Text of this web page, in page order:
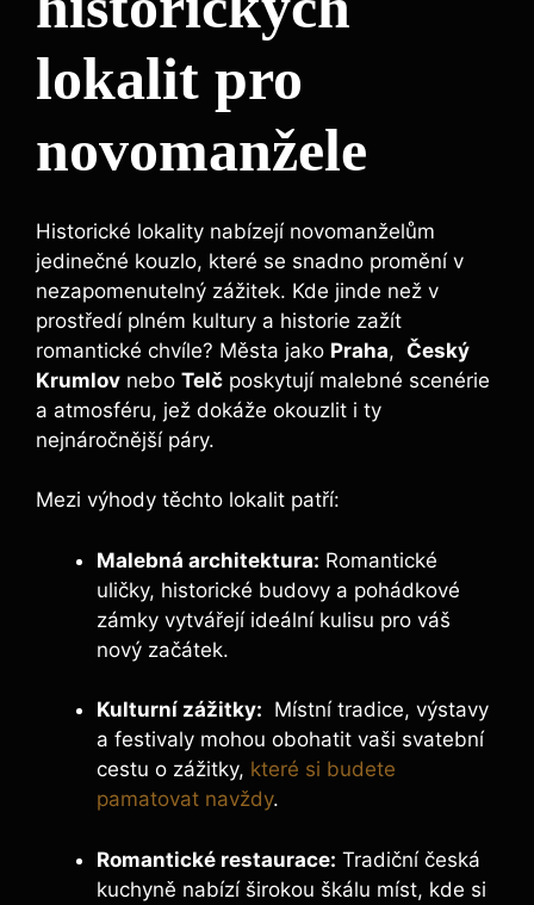
lokalit pro
novomanžele
Historické ⁢lokality nabízejí ⁣novomanželům
jedinečné kouzlo, které se snadno promění v
nezapomenutelný zážitek. ⁢Kde jinde než v
prostředí plném kultury a historie zažít
romantické chvíle? Města jako Praha, ‍ Český
Krumlov nebo Telč poskytují malebné scenérie
a atmosféru, jež dokáže okouzlit i ty⁤
nejnáročnější páry.
Mezi výhody těchto lokalit patří:
Malebná architektura: Romantické
uličky, historické budovy a pohádkové
zámky vytvářejí ideální kulisu pro váš
nový začátek.
Kulturní zážitky: ⁢ Místní tradice, výstavy
a festivaly mohou obohatit vaši svatební
cestu o zážitky, které si budete
pamatovat navždy.
Romantické restaurace: Tradiční česká
kuchyně nabízí širokou škálu ‌míst, kde si